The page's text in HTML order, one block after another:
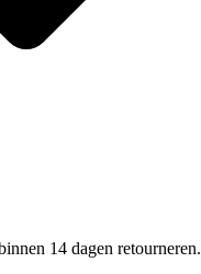
14 dagen retourneren.